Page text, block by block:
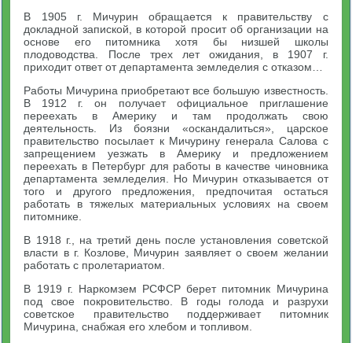
В 1905 г. Мичурин обращается к правительству с
докладной запиской, в которой просит об организации на
основе его питомника хотя бы низшей школы
плодоводства. После трех лет ожидания, в 1907 г.
приходит ответ от департамента земледелия с отказом…
Работы Мичурина приобретают все большую известность.
В 1912 г. он получает официальное приглашение
переехать в Америку и там продолжать свою
деятельность. Из боязни «оскандалиться», царское
правительство посылает к Мичурину генерала Салова с
запрещением уезжать в Америку и предложением
переехать в Петербург для работы в качестве чиновника
департамента земледелия. Но Мичурин отказывается от
того и другого предложения, предпочитая остаться
работать в тяжелых материальных условиях на своем
питомнике.
В 1918 г., на третий день после установления советской
власти в г. Козлове, Мичурин заявляет о своем желании
работать с пролетариатом.
В 1919 г. Наркомзем РСФСР берет питомник Мичурина
под свое покровительство. В годы голода и разрухи
советское правительство поддерживает питомник
Мичурина, снабжая его хлебом и топливом.